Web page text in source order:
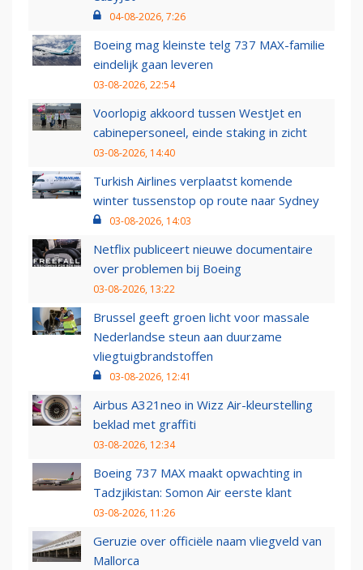
04-08-2026, 7:26
Boeing mag kleinste telg 737 MAX-familie
eindelijk gaan leveren
03-08-2026, 22:54
Voorlopig akkoord tussen WestJet en
cabinepersoneel, einde staking in zicht
03-08-2026, 14:40
Turkish Airlines verplaatst komende
winter tussenstop op route naar Sydney
03-08-2026, 14:03
Netflix publiceert nieuwe documentaire
over problemen bij Boeing
03-08-2026, 13:22
Brussel geeft groen licht voor massale
Nederlandse steun aan duurzame
vliegtuigbrandstoffen
03-08-2026, 12:41
Airbus A321neo in Wizz Air-kleurstelling
beklad met graffiti
03-08-2026, 12:34
Boeing 737 MAX maakt opwachting in
Tadzjikistan: Somon Air eerste klant
03-08-2026, 11:26
Geruzie over officiële naam vliegveld van
Mallorca